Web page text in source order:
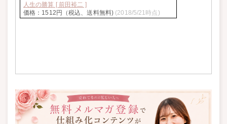
人生の勝算 [ 前田裕二 ]
価格：1512円（税込、送料無料) (2018/5/21時点)